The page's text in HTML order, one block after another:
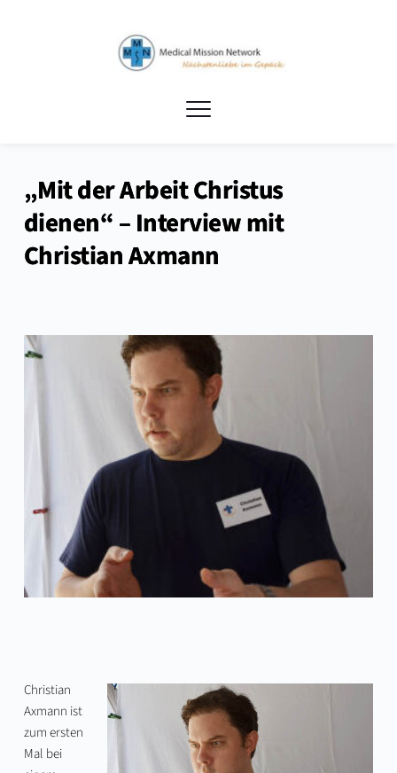
„Mit der Arbeit Christus
dienen“ – Interview mit
Christian Axmann
Christian
Axmann ist
zum ersten
Mal bei